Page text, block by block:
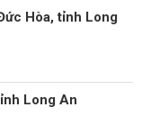
Hòa, tỉnh Long
Long An